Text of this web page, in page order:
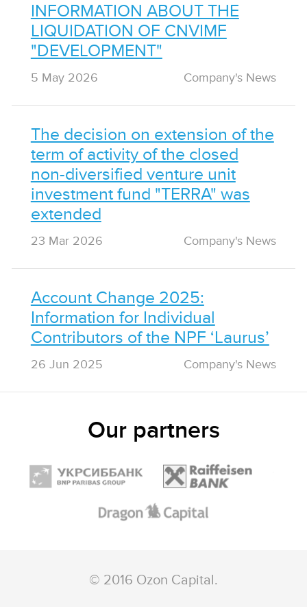
INFORMATION ABOUT THE
LIQUIDATION OF CNVIMF
"DEVELOPMENT"
5 May 2026 Сompany's News
The decision on extension of the
term of activity of the closed
non-diversified venture unit
investment fund "TERRA" was
extended
23 Mar 2026 Сompany's News
Account Change 2025:
Information for Individual
Contributors of the NPF ‘Laurus’
26 Jun 2025 Сompany's News
Our partners
© 2016 Ozon Capital.